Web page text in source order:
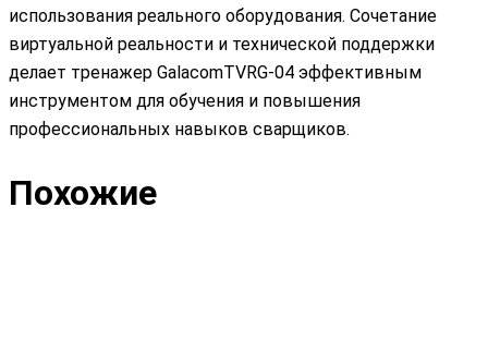
использования реального оборудования. Сочетание
виртуальной реальности и технической поддержки
делает тренажер GalacomTVRG-04 эффективным
инструментом для обучения и повышения
профессиональных навыков сварщиков.
Похожие